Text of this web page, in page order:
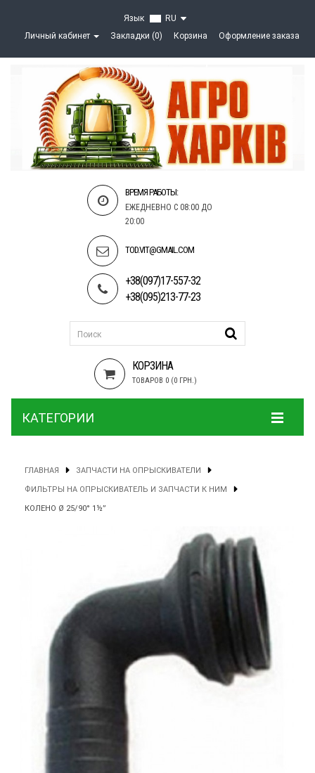
Язык
RU
Личный кабинет
Закладки (0) Корзина Оформление заказа
ВРЕМЯ РАБОТЫ:
ЕЖЕДНЕВНО С 08:00 ДО
20:00
TOD.VIT@GMAIL.COM
+38(097)17-557-32
+38(095)213-77-23
КОРЗИНА
ТОВАРОВ 0 (0 ГРН.)
КАТЕГОРИИ
ГЛАВНАЯ ЗАПЧАСТИ НА ОПРЫСКИВАТЕЛИ
ФИЛЬТРЫ НА ОПРЫСКИВАТЕЛЬ И ЗАПЧАСТИ К НИМ
КОЛЕНО Ø 25/90° 1½”